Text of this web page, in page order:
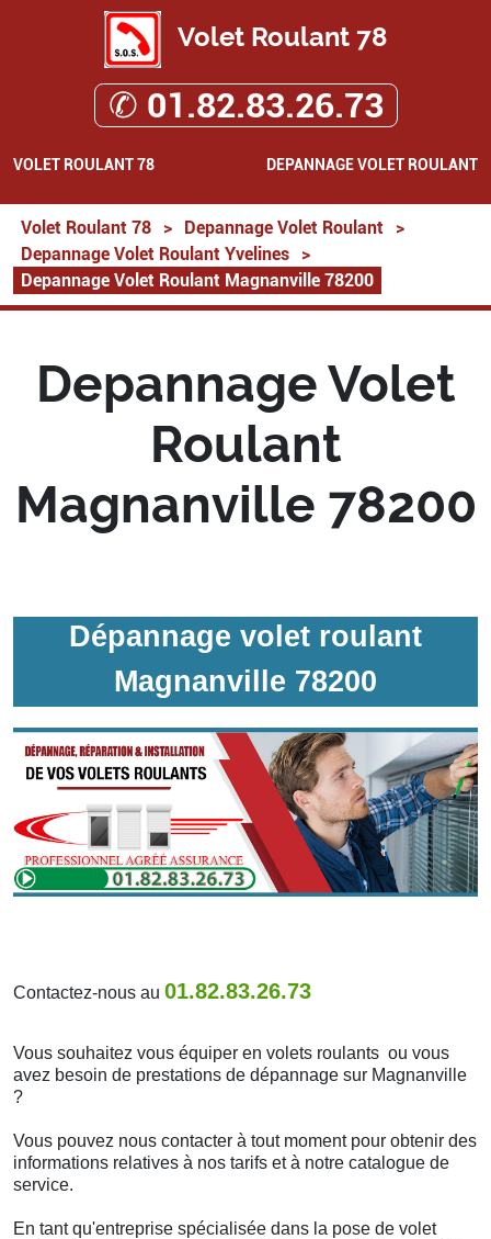
Volet Roulant 78
✆ 01.82.83.26.73
VOLET ROULANT 78 DEPANNAGE VOLET ROULANT
Volet Roulant 78 > Depannage Volet Roulant
>
Depannage Volet Roulant Yvelines
>
Depannage Volet Roulant Magnanville 78200
Depannage Volet
Roulant
Magnanville 78200
Dépannage volet roulant
Magnanville 78200
Contactez-nous au 01.82.83.26.73
Vous souhaitez vous équiper en volets roulants ou vous
avez besoin de prestations de dépannage sur Magnanville
?
Vous pouvez nous contacter à tout moment pour obtenir des
informations relatives à nos tarifs et à notre catalogue de
service.
En tant qu'entreprise spécialisée dans la pose de volet